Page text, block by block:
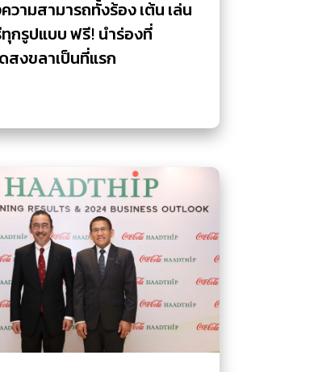
วามสามารถทั้งร้อง เต้น เล่น
กรูปแบบ ฟรี! นำร่องที่
สงขลาเป็นที่แรก